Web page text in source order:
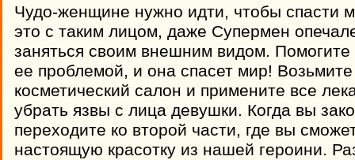
Чудо-женщине нужно идти, чтобы спасти
это с таким лицом, даже Супермен
заняться своим внешним видом. Помогите
ее проблемой, и она спасет мир!
косметический салон и примените все
убрать язвы с лица девушки. Когда вы
переходите ко второй части, где вы
настоящую красотку из нашей героини.